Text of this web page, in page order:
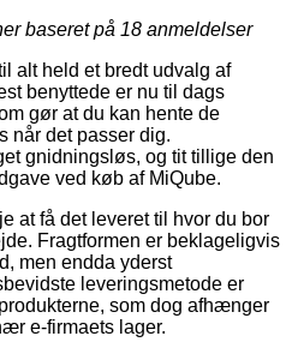
baseret på 18 anmeldelser
alt held et bredt udvalg af
benyttede er nu til dags
gør at du kan hente de
når det passer dig.
gnidningsløs, og tit tillige den
ved køb af MiQube.
at få det leveret til hvor du bor
Fragtformen er beklageligvis
men endda yderst
leveringsmetode er
som dog afhænger
e-firmaets lager.